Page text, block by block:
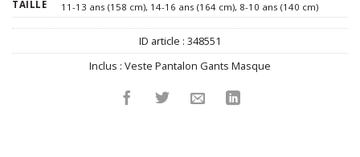
TAILLE
11-13 ans (158 cm), 14-16 ans (164 cm), 8-10 ans (140 cm)
ID article : 348551
Inclus : Veste Pantalon Gants Masque